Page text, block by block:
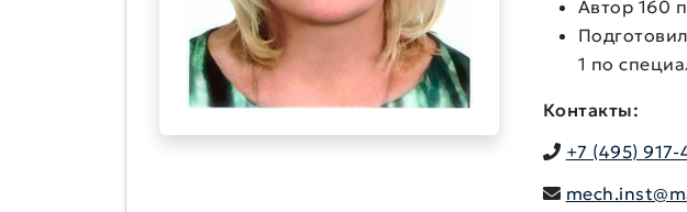
Автор 160
1 по
Контакты:
+7 (495)